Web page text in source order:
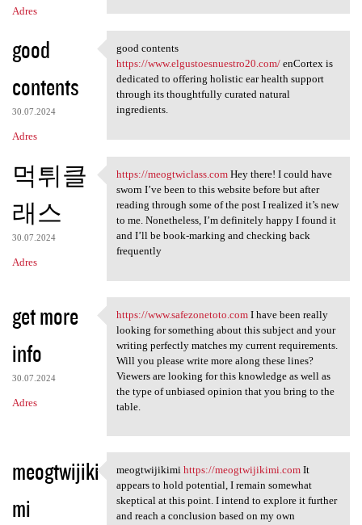
Adres
good
contents
30.07.2024
Adres
good contents https://www
good contents
https://www.elgustoesnuestro20.com/enCortex is
dedicated to offering holistic ear health support
through its thoughtfully curated natural
ingredients.
먹튀클
래스
30.07.2024
Adres
https://meogtwiclass.com Hey
https://meogtwiclass.comHey there! I could have
sworn I’ve been to this website before but after
reading through some of the post I realized it’s new
to me. Nonetheless, I’m definitely happy I found it
and I’ll be book-marking and checking back
frequently
get more
info
30.07.2024
Adres
https://www.safezonetoto.com
https://www.safezonetoto.comI have been really
looking for something about this subject and your
writing perfectly matches my current requirements.
Will you please write more along these lines?
Viewers are looking for this knowledge as well as
the type of unbiased opinion that you bring to the
table.
meogtwijiki
mi
meogtwijikimi https:/
meogtwijikimi https://meogtwijikimi.comIt
appears to hold potential, I remain somewhat
skeptical at this point. I intend to explore it further
and reach a conclusion based on my own